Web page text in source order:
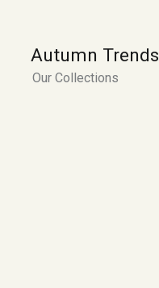
Autumn Trends
Our Collections